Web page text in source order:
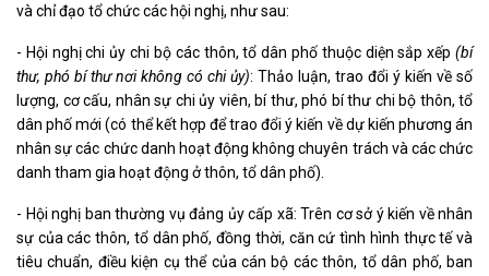
và chỉ đạo tổ chức các hội nghị, như sau:
- Hội nghị chi ủy chi bộ các thôn, tổ dân phố thuộc diện sắp xếp (bí
thư, phó bí thư nơi không có chi ủy): Thảo luận, trao đổi ý kiến về số
lượng, cơ cấu, nhân sự chi ủy viên, bí thư, phó bí thư chi bộ thôn, tổ
dân phố mới (có thể kết hợp để trao đổi ý kiến về dự kiến phương án
nhân sự các chức danh hoạt động không chuyên trách và các chức
danh tham gia hoạt động ở thôn, tổ dân phố).
- Hội nghị ban thường vụ đảng ủy cấp xã: Trên cơ sở ý kiến về nhân
sự của các thôn, tổ dân phố, đồng thời, căn cứ tình hình thực tế và
tiêu chuẩn, điều kiện cụ thể của cán bộ các thôn, tổ dân phố, ban